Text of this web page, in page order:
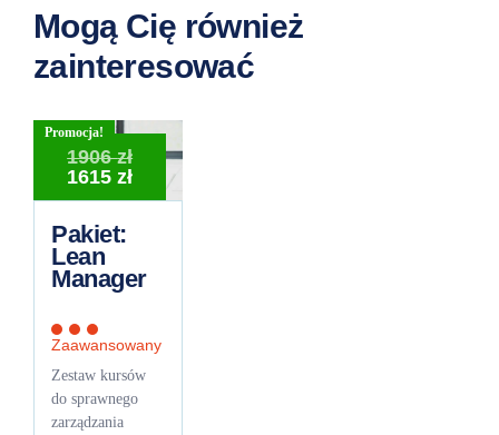
Mogą Cię również
zainteresować
Promocja!
1906złPierwotna
cena
wynosiła:
1615złAktualna
cena
Pakiet:
Lean
Manager
Zaawansowany
Zestaw kursów
do sprawnego
zarządzania